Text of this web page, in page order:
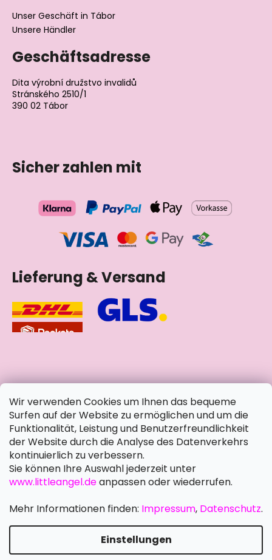
Wir verwenden Cookies um Ihnen das bequeme
Surfen auf der Website zu ermöglichen und um die
Funktionalität, Leistung und Benutzerfreundlichkeit
der Website durch die Analyse des Datenverkehrs
kontinuierlich zu verbessern.
Sie können Ihre Auswahl jederzeit unter
www.littleangel.deanpassen oder wiederrufen.
Mehr Informationen finden: Impressum, Datenschutz.
Einstellungen
Unser Geschäft in Tábor
Unsere Händler
Geschäftsadresse
Dita výrobní družstvo invalidů
Stránského 2510/1
390 02 Tábor
Sicher zahlen mit
Lieferung & Versand
soziale Netzwerke